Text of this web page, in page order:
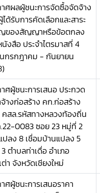
าศผลผู้ชนะการจัดซื้อจัดจ้าง
ด้รับการคัดเลือกและสาระ
ของสัญญาหรือข้อตกลง
งสือ ประจำไตรมาสที่ 4
กรกฎาคม - กันยายน
ศผู้ชนะการเสนอ ประกวด
างก่อสร้าง คก.ก่อสร้าง
สล.รหัสทางหลวงท้องถิ่น
0083 ซอย 23 หมู่ที่ 2
ปลง 8 เชื่อมบ้านแปลง 5
ตำบลท่าเดื่อ อำเภอ
า จังหวัดเชียงใหม่
ศผู้ชนะการเสนอราคา